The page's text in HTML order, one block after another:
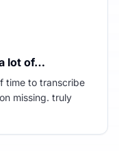
lot of…
time to transcribe
missing. truly